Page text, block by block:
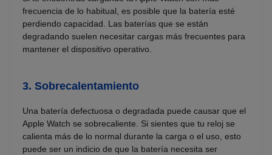
frecuencia de lo habitual, es posible que la batería esté
perdiendo capacidad. Las baterías que se están
degradando suelen necesitar cargas más frecuentes para
mantener el dispositivo operativo.
3. Sobrecalentamiento
Una batería defectuosa o degradada puede causar que el
Apple Watch se sobrecaliente. Si sientes que tu reloj se
calienta más de lo normal durante la carga o el uso, esto
puede ser un indicio de que la batería necesita ser